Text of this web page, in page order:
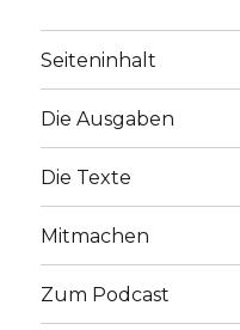
Seiteninhalt
Die Ausgaben
Die Texte
Mitmachen
Zum Podcast